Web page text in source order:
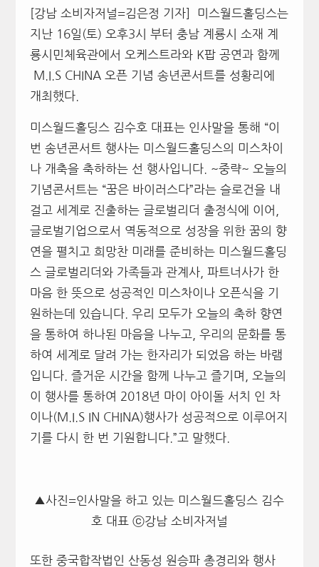
[강남 소비자저널=김은정 기자] 미스월드홀딩스는
지난 16일(토) 오후3시 부터 충남 계룡시 소재 계
룡시민체육관에서 오케스트라와 K팝 공연과 함께
M.I.S CHINA 오픈 기념 송년콘서트를 성황리에
개최했다.
미스월드홀딩스 김수호 대표는 인사말을 통해 “이
번 송년콘서트 행사는 미스월드홀딩스의 미스차이
나 개축을 축하하는 선 행사입니다. ~중략~ 오늘의
기념콘서트는 “꿈은 바이러스다”라는 슬로건을 내
걸고 세계로 진출하는 글로벌리더 출정식에 이어,
글로벌기업으로서 역동적으로 성장을 위한 꿈의 향
연을 펼치고 희망찬 미래를 준비하는 미스월드홀딩
스 글로벌리더와 가족들과 관계사, 파트너사가 한
마음 한 뜻으로 성공적인 미스차이나 오픈식을 기
원하는데 있습니다. 우리 모두가 오늘의 축하 향연
을 통하여 하나된 마음을 나누고, 우리의 문화를 통
하여 세계로 달려 가는 한자리가 되었음 하는 바램
입니다. 즐거운 시간을 함께 나누고 즐기며, 오늘의
이 행사를 통하여 2018년 마이 아이돌 서치 인 차
이나(M.I.S IN CHINA)행사가 성공적으로 이루어지
기를 다시 한 번 기원합니다.”고 말했다.
▲사진=인사말을 하고 있는 미스월드홀딩스 김수
호 대표 ⓒ강남 소비자저널
또한 중국합작법인 산동성 원승파 총경리와 행사